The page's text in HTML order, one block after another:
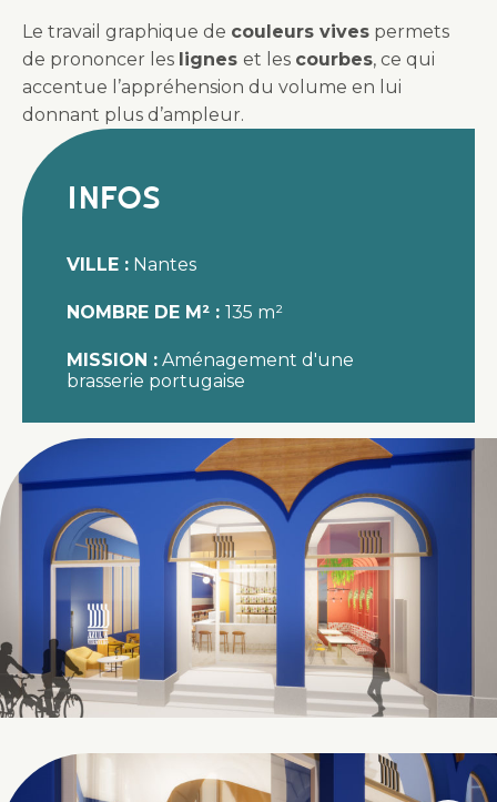
Le travail graphique de couleurs vives permets
de prononcer les lignes et les courbes, ce qui
accentue l’appréhension du volume en lui
donnant plus d’ampleur.
Infos
VILLE : Nantes
NOMBRE DE M² : 135 m²
MISSION : Aménagement d'une
brasserie portugaise